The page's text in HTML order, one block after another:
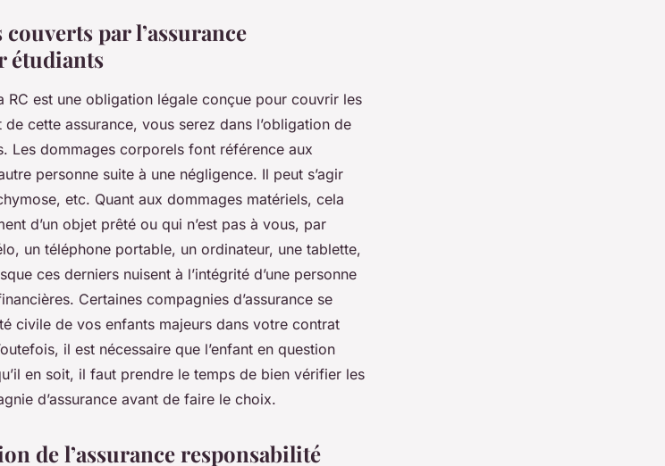
par l’assurance
étudiants
RC est une obligation légale conçue pour couvrir les
cette assurance, vous serez dans l’obligation de
Les dommages corporels font référence aux
personne suite à une négligence. Il peut s’agir
etc. Quant aux dommages matériels, cela
d’un objet prêté ou qui n’est pas à vous, par
un téléphone portable, un ordinateur, une tablette,
ces derniers nuisent à l’intégrité d’une personne
Certaines compagnies d’assurance se
civile de vos enfants majeurs dans votre contrat
il est nécessaire que l’enfant en question
en soit, il faut prendre le temps de bien vérifier les
d’assurance avant de faire le choix.
de l’assurance responsabilité